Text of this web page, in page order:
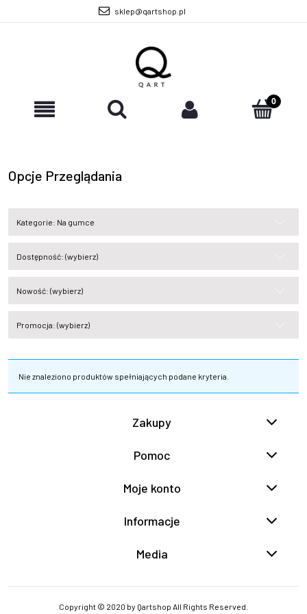
sklep@qartshop.pl
Opcje Przeglądania
Kategorie: Na gumce
Dostępność: (wybierz)
Nowość: (wybierz)
Promocja: (wybierz)
Nie znaleziono produktów spełniających podane kryteria.
Zakupy
Pomoc
Moje konto
Informacje
Media
Copyright © 2020 by Qartshop All Rights Reserved.